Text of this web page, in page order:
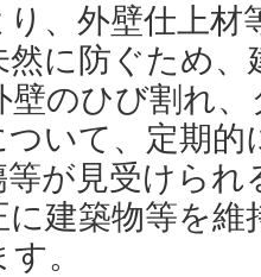
、外壁仕上材
に防ぐため
壁のひび割れ
いて、定期
等が見受けら
建築物等を
。